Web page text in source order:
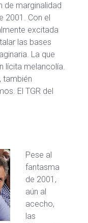
de marginalidad
2001. Con el
excitada
las bases
La que
lícita melancolía.
también
El TGR del
Pese al
fantasma
de 2001,
aún al
acecho,
las